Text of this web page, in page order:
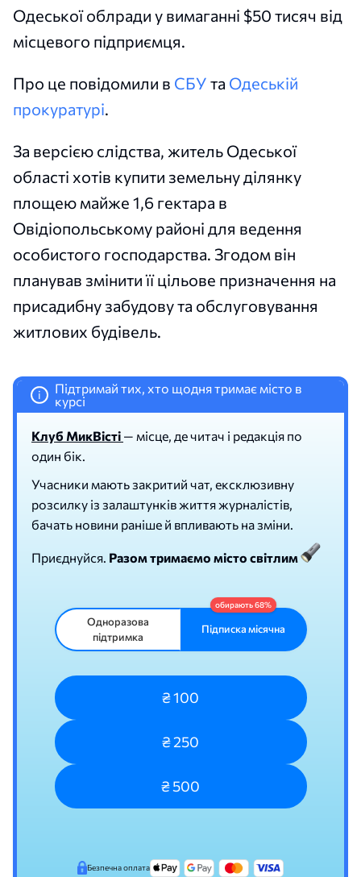
Одеської облради у вимаганні $50 тисяч від
місцевого підприємця.
Про це повідомили в СБУ та Одеській
прокуратурі.
За версією слідства, житель Одеської
області хотів купити земельну ділянку
площею майже 1,6 гектара в
Овідіопольському районі для ведення
особистого господарства. Згодом він
планував змінити її цільове призначення на
присадибну забудову та обслуговування
житлових будівель.
i
Підтримай тих, хто щодня тримає місто в
курсі
Клуб МикВісті — місце, де читач і редакція по
один бік.
Учасники мають закритий чат, ексклюзивну
розсилку із залаштунків життя журналістів,
бачать новини раніше й впливають на зміни.
Приєднуйся. Разом тримаємо місто світлим
Одноразова
підтримка
Підписка місячна
₴ 100
₴ 250
₴ 500
Безпечна оплата